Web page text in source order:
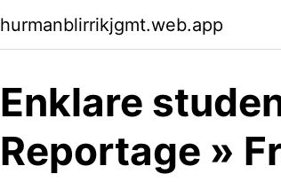
hurmanblirrikjgmt.web.app
Enklare
Reportage »